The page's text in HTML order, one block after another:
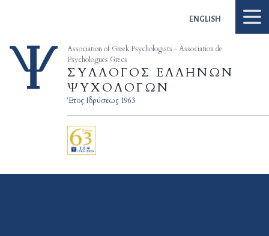
ENGLISH
Association of Greek Psychologists - Association de
Psychologues Grecs
ΣΥΛΛΟΓΟΣ ΕΛΛΗΝΩΝ
ΨΥΧΟΛΟΓΩΝ
Έτος Ιδρύσεως 1963